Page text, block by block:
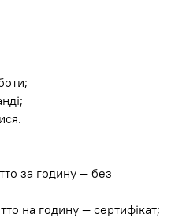
за годину — без
на годину — сертифікат;